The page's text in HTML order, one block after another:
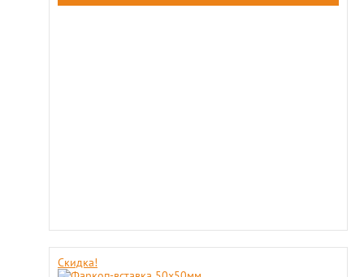
Скидка!